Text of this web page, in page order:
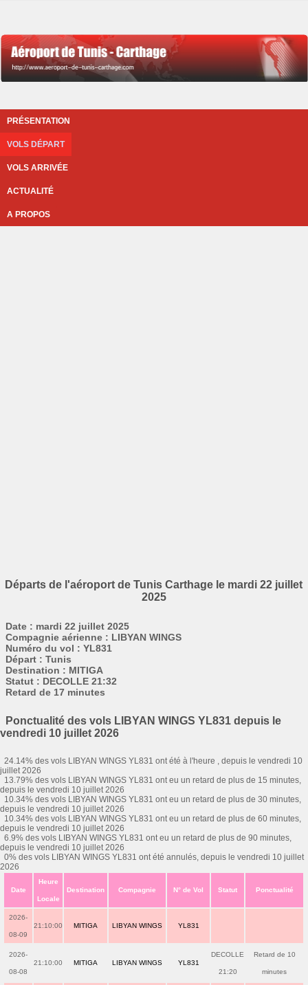
PRÉSENTATION
VOLS DÉPART
VOLS ARRIVÉE
ACTUALITÉ
A PROPOS
Départs de l'aéroport de Tunis Carthage le mardi 22 juillet
2025
Date : mardi 22 juillet 2025
Compagnie aérienne : LIBYAN WINGS
Numéro du vol : YL831
Départ : Tunis
Destination : MITIGA
Statut : DECOLLE 21:32
Retard de 17 minutes
Ponctualité des vols LIBYAN WINGS YL831 depuis le
vendredi 10 juillet 2026
24.14% des vols LIBYAN WINGS YL831 ont été à l'heure , depuis le vendredi 10
juillet 2026
13.79% des vols LIBYAN WINGS YL831 ont eu un retard de plus de 15 minutes,
depuis le vendredi 10 juillet 2026
10.34% des vols LIBYAN WINGS YL831 ont eu un retard de plus de 30 minutes,
depuis le vendredi 10 juillet 2026
10.34% des vols LIBYAN WINGS YL831 ont eu un retard de plus de 60 minutes,
depuis le vendredi 10 juillet 2026
6.9% des vols LIBYAN WINGS YL831 ont eu un retard de plus de 90 minutes,
depuis le vendredi 10 juillet 2026
0% des vols LIBYAN WINGS YL831 ont été annulés, depuis le vendredi 10 juillet
2026
Date
Heure
Locale
Destination Compagnie N° de Vol Statut Ponctualité
2026-
08-09
21:10:00 MITIGA LIBYAN WINGS YL831
2026-
08-08
21:10:00 MITIGA LIBYAN WINGS YL831
DECOLLE
21:20
Retard de 10
minutes